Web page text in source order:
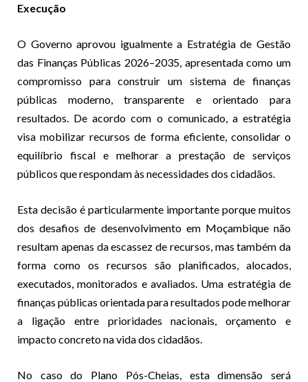
Execução
O Governo aprovou igualmente a Estratégia de Gestão
das Finanças Públicas 2026–2035, apresentada como um
compromisso para construir um sistema de finanças
públicas moderno, transparente e orientado para
resultados. De acordo com o comunicado, a estratégia
visa mobilizar recursos de forma eficiente, consolidar o
equilíbrio fiscal e melhorar a prestação de serviços
públicos que respondam às necessidades dos cidadãos.
Esta decisão é particularmente importante porque muitos
dos desafios de desenvolvimento em Moçambique não
resultam apenas da escassez de recursos, mas também da
forma como os recursos são planificados, alocados,
executados, monitorados e avaliados. Uma estratégia de
finanças públicas orientada para resultados pode melhorar
a ligação entre prioridades nacionais, orçamento e
impacto concreto na vida dos cidadãos.
No caso do Plano Pós-Cheias, esta dimensão será